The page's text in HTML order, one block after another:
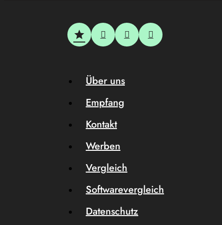
Über uns
Empfang
Kontakt
Werben
Vergleich
Softwarevergleich
Datenschutz